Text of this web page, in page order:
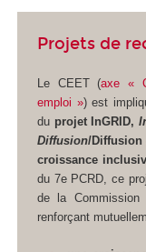
Projets de
Le CEET (axe «
emploi ») est
du projet InGRID,
Diffusion/Diffusion
croissance
du 7e PCRD, ce
de la Commission
renforçant